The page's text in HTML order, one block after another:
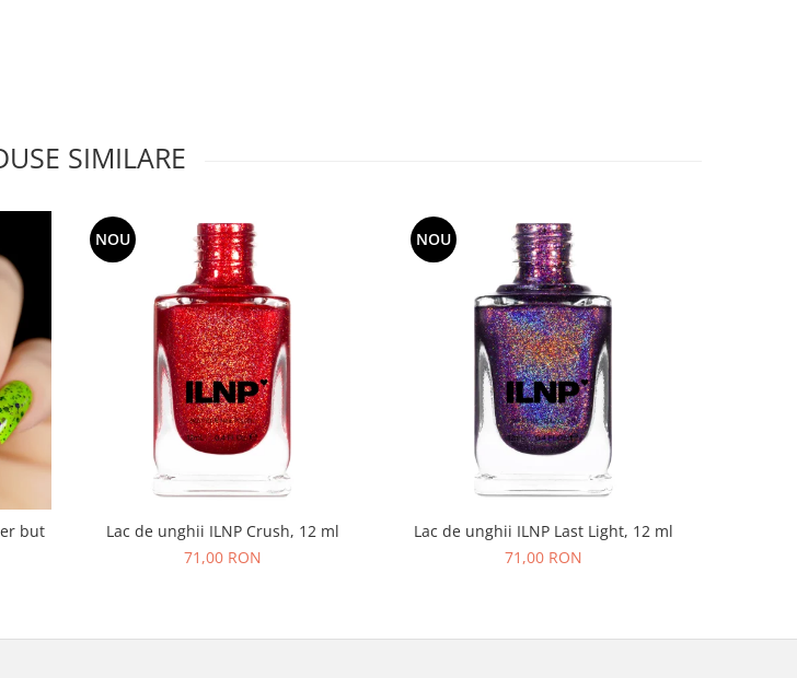
SIMILARE
but
NOU
Lac de unghii ILNP Crush, 12 ml
71,00 RON
NOU
Lac de unghii ILNP Last Light, 12 ml
71,00 RON